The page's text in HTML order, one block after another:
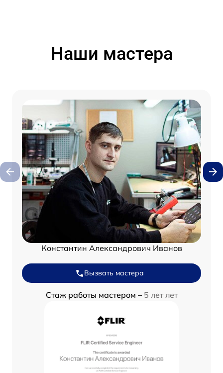
Наши мастера
Константин Александрович Иванов
Вызвать мастера
Стаж работы мастером – 5 лет лет